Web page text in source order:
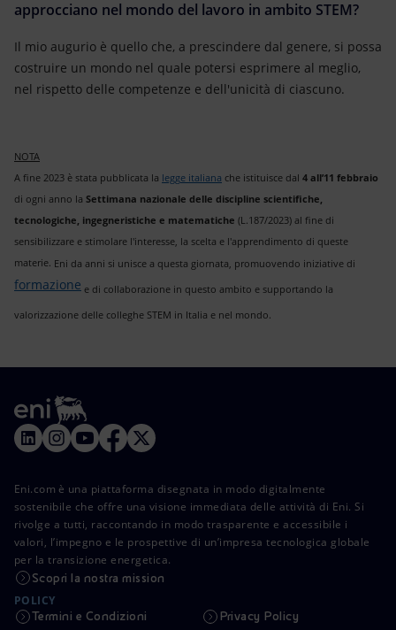
approcciano nel mondo del lavoro in ambito STEM?
Il mio augurio è quello che, a prescindere dal genere, si possa
costruire un mondo nel quale potersi esprimere al meglio,
nel rispetto delle competenze e dell'unicità di ciascuno.
NOTA
A fine 2023 è stata pubblicata la legge italiana che istituisce dal 4 all’11 febbraio
di ogni anno la Settimana nazionale delle discipline scientifiche,
tecnologiche, ingegneristiche e matematiche (L.187/2023) al fine di
sensibilizzare e stimolare l'interesse, la scelta e l'apprendimento di queste
materie. Eni da anni si unisce a questa giornata, promuovendo iniziative di
formazione e di collaborazione in questo ambito e supportando la
valorizzazione delle colleghe STEM in Italia e nel mondo.
Eni.com è una piattaforma disegnata in modo digitalmente
sostenibile che offre una visione immediata delle attività di Eni. Si
rivolge a tutti, raccontando in modo trasparente e accessibile i
valori, l’impegno e le prospettive di un’impresa tecnologica globale
per la transizione energetica.
Scopri la nostra mission
POLICY
Termini e Condizioni Privacy Policy